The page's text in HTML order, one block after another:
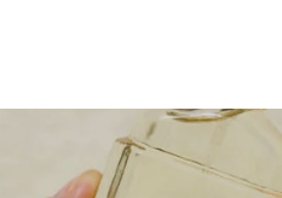
MAISON
LIVRES